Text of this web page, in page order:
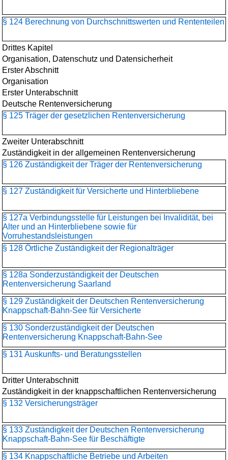
§ 124 Berechnung von Durchschnittswerten und Rententeilen
Drittes Kapitel
Organisation, Datenschutz und Datensicherheit
Erster Abschnitt
Organisation
Erster Unterabschnitt
Deutsche Rentenversicherung
§ 125 Träger der gesetzlichen Rentenversicherung
Zweiter Unterabschnitt
Zuständigkeit in der allgemeinen Rentenversicherung
§ 126 Zuständigkeit der Träger der Rentenversicherung
§ 127 Zuständigkeit für Versicherte und Hinterbliebene
§ 127a Verbindungsstelle für Leistungen bei Invalidität, bei
Alter und an Hinterbliebene sowie für
Vorruhestandsleistungen
§ 128 Örtliche Zuständigkeit der Regionalträger
§ 128a Sonderzuständigkeit der Deutschen
Rentenversicherung Saarland
§ 129 Zuständigkeit der Deutschen Rentenversicherung
Knappschaft-Bahn-See für Versicherte
§ 130 Sonderzuständigkeit der Deutschen
Rentenversicherung Knappschaft-Bahn-See
§ 131 Auskunfts- und Beratungsstellen
Dritter Unterabschnitt
Zuständigkeit in der knappschaftlichen Rentenversicherung
§ 132 Versicherungsträger
§ 133 Zuständigkeit der Deutschen Rentenversicherung
Knappschaft-Bahn-See für Beschäftigte
§ 134 Knappschaftliche Betriebe und Arbeiten